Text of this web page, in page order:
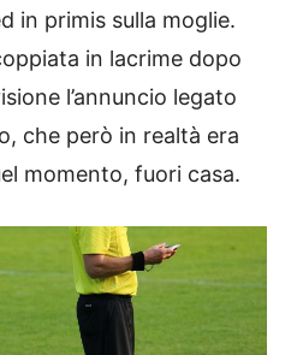
in primis sulla moglie.
in lacrime dopo
l’annuncio legato
che però in realtà era
momento, fuori casa.